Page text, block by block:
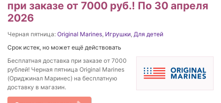
при заказе от 7000 руб.! По 30 апреля
2026
Черная пятница: Original Marines, Игрушки, Для детей
Срок истек, но может ещё действовать
Бесплатная доставка при заказе от 7000
рублей! Черная пятница Original Marines
(Ориджинал Маринес) на бесплатную
доставку в магазин.